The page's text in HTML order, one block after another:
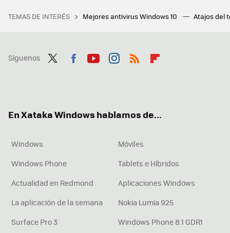
TEMAS DE INTERÉS Mejores antivirus Windows 10 Atajos del
Síguenos
En Xataka Windows hablamos de...
Windows
Móviles
Windows Phone
Tablets e Híbridos
Actualidad en Redmond
Aplicaciones Windows
La aplicación de la semana
Nokia Lumia 925
Surface Pro 3
Windows Phone 8.1 GDR1